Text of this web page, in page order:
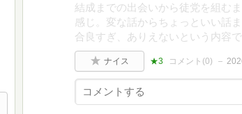
結成までの出会いから徒党を組む
感じ。変な話からちょっといい話
合良すぎ、ありえないという内容
ナイス ★3 コメント(0)